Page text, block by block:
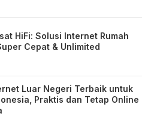
HiFi: Solusi Internet Rumah
Cepat & Unlimited
Luar Negeri Terbaik untuk
Praktis dan Tetap Online